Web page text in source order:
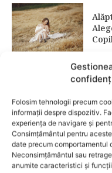
Folosim tehnologii precum
informații despre dispozitiv.
experiența de navigare și
Consimțământul pentru
date precum comportamentul
Neconsimțământul sau
anumite caracteristici și